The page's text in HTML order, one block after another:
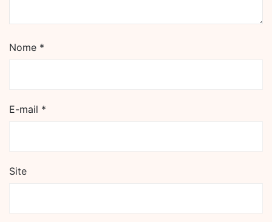
Nome *
E-mail *
Site